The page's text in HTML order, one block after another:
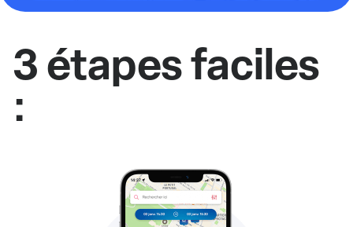
3 étapes faciles
: